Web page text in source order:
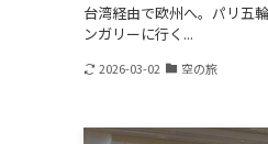
台湾経由で欧州へ。パリ五
ンガリーに行く...
2026-03-02 空の旅